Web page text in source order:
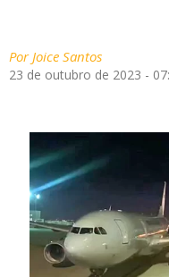
PorJoice Santos
23 de outubro de 2023 -